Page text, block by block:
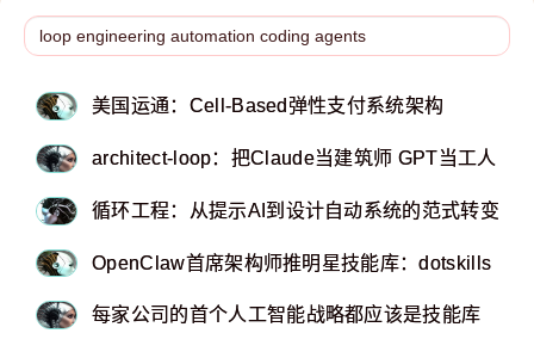
美国运通：Cell-Based弹性支付系统架构
architect-loop：把Claude当建筑师 GPT当工人 仓
循环工程：从提示AI到设计自动系统的范式转变
OpenClaw首席架构师推明星技能库：dotskills
每家公司的首个人工智能战略都应该是技能库